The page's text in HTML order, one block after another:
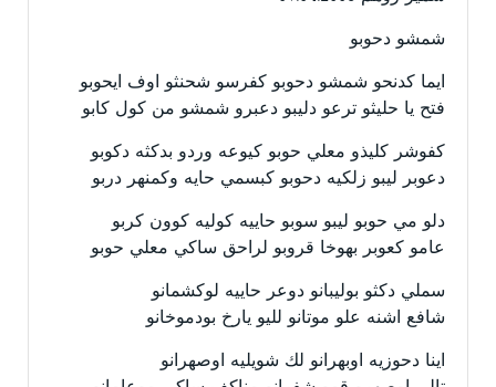
شمشو دحوبو
ايما كدنحو شمشو دحوبو كفرسو شحنثو اوف ايحوبو
فتح يا حليثو ترعو دليبو دعبرو شمشو من كول كابو
كفوشر كليذو معلي حوبو كيوعه وردو بدكثه دكوبو
دعوبر ليبو زلكيه دحوبو كبسمي حايه وكمنهر دربو
دلو مي حوبو ليبو سوبو حاييه كوليه كوون كربو
عامو كعوبر بهوخا قروبو لراحق ساكي معلي حوبو
سملي دكثو بوليبانو دوعر حاييه لوكشمانو
شافع اشنه علو موتانو لليو يارخ بودموخانو
اينا دحوزيه اوبهرانو لك شويليه اوصهرانو